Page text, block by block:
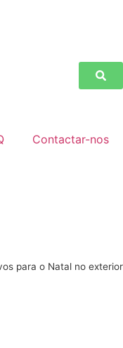
Contactar-nos
para o Natal no exterior